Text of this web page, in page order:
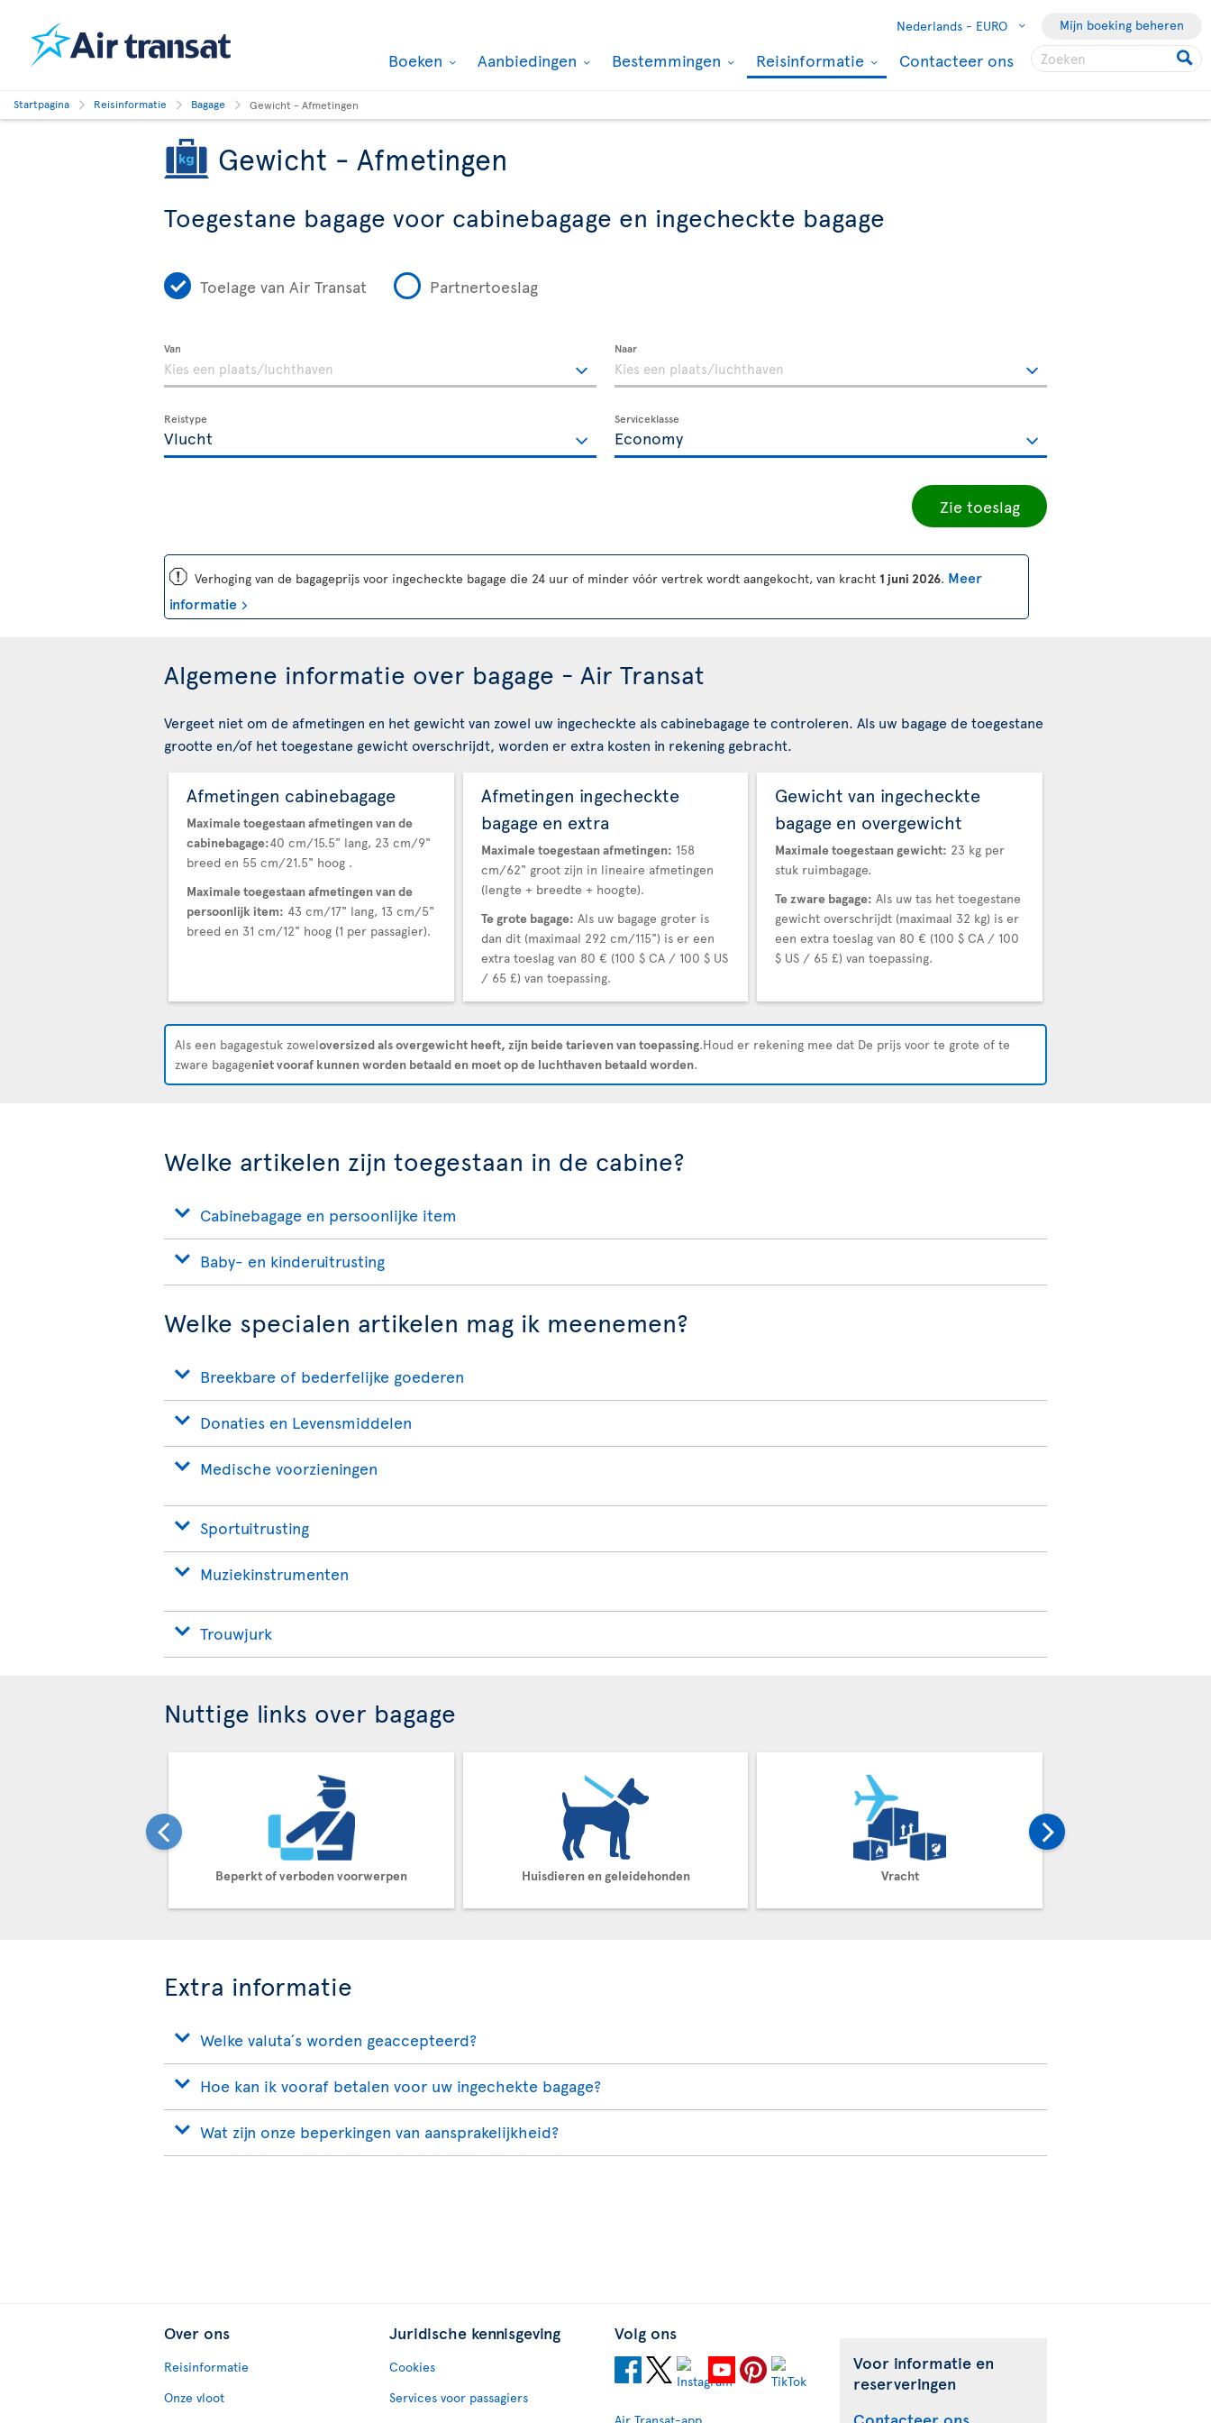
Nederlands - EURO Mijn boeking beheren
Boeken Aanbiedingen Bestemmingen Reisinformatie Contacteer ons
Startpagina Reisinformatie Bagage Gewicht - Afmetingen
Gewicht - Afmetingen
Toegestane bagage voor cabinebagage en ingecheckte bagage
Toelage van Air Transat Partnertoeslag
Van Naar
Reistype Serviceklasse
Zie toeslag
ü Verhoging van de bagageprijs voor ingecheckte bagage die 24 uur of minder vóór vertrek wordt aangekocht, van kracht 1 juni 2026. Meer
informatie
Algemene informatie over bagage - Air Transat
Vergeet niet om de afmetingen en het gewicht van zowel uw ingecheckte als cabinebagage te controleren. Als uw bagage de toegestane
grootte en/of het toegestane gewicht overschrijdt, worden er extra kosten in rekening gebracht.
Afmetingen cabinebagage
Maximale toegestaan afmetingen van de
cabinebagage:40 cm/15.5" lang, 23 cm/9"
breed en 55 cm/21.5" hoog .
Maximale toegestaan afmetingen van de
persoonlijk item: 43 cm/17" lang, 13 cm/5"
breed en 31 cm/12" hoog (1 per passagier).
Afmetingen ingecheckte
bagage en extra
Maximale toegestaan afmetingen: 158
cm/62" groot zijn in lineaire afmetingen
(lengte + breedte + hoogte).
Te grote bagage: Als uw bagage groter is
dan dit (maximaal 292 cm/115") is er een
extra toeslag van 80 € (100 $ CA / 100 $ US
/ 65 £) van toepassing.
Gewicht van ingecheckte
bagage en overgewicht
Maximale toegestaan gewicht: 23 kg per
stuk ruimbagage.
Te zware bagage: Als uw tas het toegestane
gewicht overschrijdt (maximaal 32 kg) is er
een extra toeslag van 80 € (100 $ CA / 100
$ US / 65 £) van toepassing.
Als een bagagestuk zoweloversized als overgewicht heeft, zijn beide tarieven van toepassing.Houd er rekening mee dat De prijs voor te grote of te
zware bagageniet vooraf kunnen worden betaald en moet op de luchthaven betaald worden.
Welke artikelen zijn toegestaan in de cabine?
Cabinebagage en persoonlijke item
Baby- en kinderuitrusting
Welke specialen artikelen mag ik meenemen?
Breekbare of bederfelijke goederen
Donaties en Levensmiddelen
Medische voorzieningen
Sportuitrusting
Muziekinstrumenten
Trouwjurk
Nuttige links over bagage
Beperkt of verboden voorwerpen Huisdieren en geleidehonden Vracht
Extra informatie
Welke valuta´s worden geaccepteerd?
Hoe kan ik vooraf betalen voor uw ingechekte bagage?
Wat zijn onze beperkingen van aansprakelijkheid?
Over ons
Reisinformatie
Onze vloot
Juridische kennisgeving
Cookies
Services voor passagiers
Volg ons
Voor informatie en
reserveringen